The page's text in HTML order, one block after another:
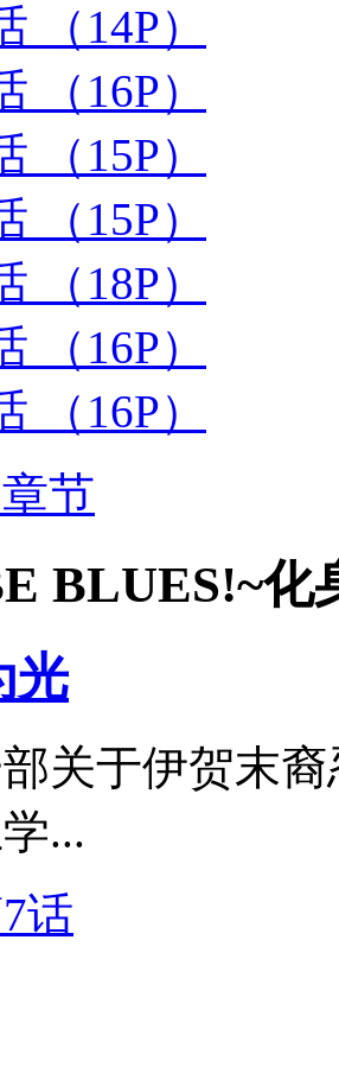
（14P）
（16P）
（15P）
（15P）
（18P）
（16P）
（16P）
节
BLUES!~化
光
关于伊贺末
...
话